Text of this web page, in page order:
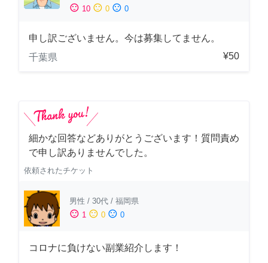
sentiment_satisfied 10 sentiment_neutral 0 sentiment_dissatisfied 0
申し訳ございません。今は募集してません。
千葉県
¥50
細かな回答などありがとうございます！質問責め
で申し訳ありませんでした。
依頼されたチケット
男性 / 30代 / 福岡県
sentiment_satisfied 1 sentiment_neutral 0 sentiment_dissatisfied 0
コロナに負けない副業紹介します！